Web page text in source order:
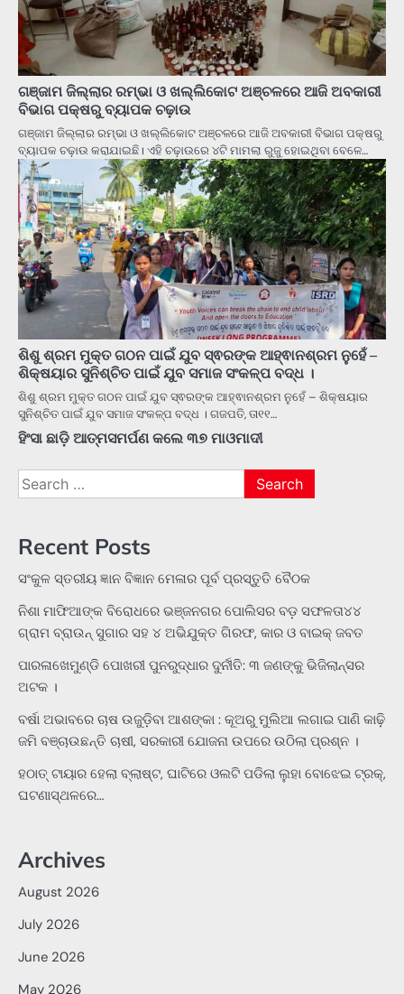
ଗଞ୍ଜାମ ଜିଲ୍ଲାର ରମ୍ଭା ଓ ଖଲ୍ଲିକୋଟ ଅଞ୍ଚଳରେ ଆଜି ଅବକାରୀ
ବିଭାଗ ପକ୍ଷରୁ ବ୍ୟାପକ ଚଢ଼ାଉ
ଗଞ୍ଜାମ ଜିଲ୍ଲାର ରମ୍ଭା ଓ ଖଲ୍ଲିକୋଟ ଅଞ୍ଚଳରେ ଆଜି ଅବକାରୀ ବିଭାଗ ପକ୍ଷରୁ
ବ୍ୟାପକ ଚଢ଼ାଉ କରାଯାଇଛି। ଏହି ଚଢ଼ାଉରେ ୪ଟି ମାମଲା ରୁଜୁ ହୋଇଥିବା ବେଳେ…
ଶିଶୁ ଶ୍ରମ ମୁକ୍ତ ଗଠନ ପାଇଁ ଯୁବ ସ୍ଵରଙ୍କ ଆହ୍ଵାନଶ୍ରମ ନୁହେଁ –
ଶିକ୍ଷୟାର ସୁନିଶ୍ଚିତ ପାଇଁ ଯୁବ ସମାଜ ସଂକଳ୍ପ ବଦ୍ଧ ।
ଶିଶୁ ଶ୍ରମ ମୁକ୍ତ ଗଠନ ପାଇଁ ଯୁବ ସ୍ଵରଙ୍କ ଆହ୍ଵାନଶ୍ରମ ନୁହେଁ – ଶିକ୍ଷୟାର
ସୁନିଶ୍ଚିତ ପାଇଁ ଯୁବ ସମାଜ ସଂକଳ୍ପ ବଦ୍ଧ । ଗଜପତି, ତା୧୧…
ହିଂସା ଛାଡ଼ି ଆତ୍ମସମର୍ପଣ କଲେ ୩୭ ମାଓମାଦୀ
Search
for:
Recent Posts
ସଂକୁଳ ସ୍ତରୀୟ ଜ୍ଞାନ ବିଜ୍ଞାନ ମେଳାର ପୂର୍ବ ପ୍ରସ୍ତୁତି ବୈଠକ
ନିଶା ମାଫିଆଙ୍କ ବିରୋଧରେ ଭଞ୍ଜନଗର ପୋଲିସର ବଡ଼ ସଫଳତା୪୪
ଗ୍ରାମ ବ୍ରାଉନ୍ ସୁଗାର ସହ ୪ ଅଭିଯୁକ୍ତ ଗିରଫ, କାର ଓ ବାଇକ୍ ଜବତ
ପାରଳାଖେମୁଣ୍ଡି ପୋଖରୀ ପୁନରୁଦ୍ଧାର ଦୁର୍ନୀତି: ୩ ଜଣଙ୍କୁ ଭିଜିଲାନ୍ସର
ଅଟକ ।
ବର୍ଷା ଅଭାବରେ ଚାଷ ଉଜୁଡ଼ିବା ଆଶଙ୍କା : କୂଅରୁ ମୁଲିଆ ଲଗାଇ ପାଣି କାଢ଼ି
ଜମି ବଞ୍ଚାଉଛନ୍ତି ଚାଷୀ, ସରକାରୀ ଯୋଜନା ଉପରେ ଉଠିଲା ପ୍ରଶ୍ନ ।
ହଠାତ୍‌ ଟାୟାର ହେଲା ବ୍ଲାଷ୍ଟ, ଘାଟିରେ ଓଲଟି ପଡିଲା ଲୁହା ବୋଝେଇ ଟ୍ରକ୍‌,
ଘଟଣାସ୍ଥଳରେ…
Archives
August 2026
July 2026
June 2026
May 2026